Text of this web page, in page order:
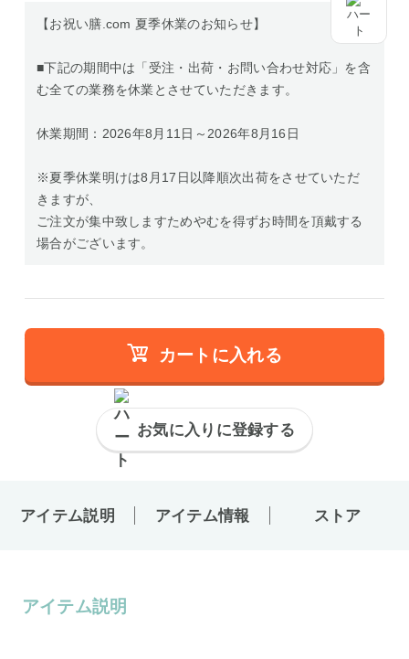
【お祝い膳.com 夏季休業のお知らせ】
■下記の期間中は「受注・出荷・お問い合わせ対応」を含
む全ての業務を休業とさせていただきます。
休業期間：2026年8月11日～2026年8月16日
※夏季休業明けは8月17日以降順次出荷をさせていただ
きますが、
ご注文が集中致しますためやむを得ずお時間を頂戴する
場合がございます。
カートに入れる
お気に入りに登録する
アイテム説明 アイテム情報 ストア
アイテム説明